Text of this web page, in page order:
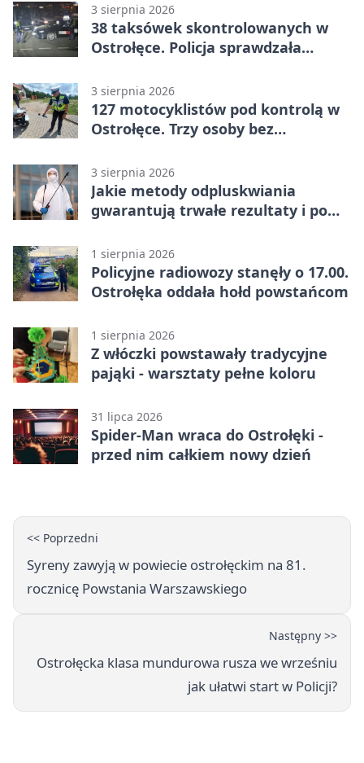
3 sierpnia 2026
38 taksówek skontrolowanych w
Ostrołęce. Policja sprawdzała
3 sierpnia 2026
127 motocyklistów pod kontrolą w
Ostrołęce. Trzy osoby bez
3 sierpnia 2026
Jakie metody odpluskwiania
gwarantują trwałe rezultaty i po
wykonawcę?
1 sierpnia 2026
Policyjne radiowozy stanęły o 17.00.
Ostrołęka oddała hołd powstańcom
1 sierpnia 2026
Z włóczki powstawały tradycyjne
pająki - warsztaty pełne koloru
31 lipca 2026
Spider-Man wraca do Ostrołęki -
przed nim całkiem nowy dzień
<< Poprzedni
Syreny zawyją w powiecie ostrołęckim na 81.
rocznicę Powstania Warszawskiego
Następny >>
Ostrołęcka klasa mundurowa rusza we wrześniu
jak ułatwi start w Policji?